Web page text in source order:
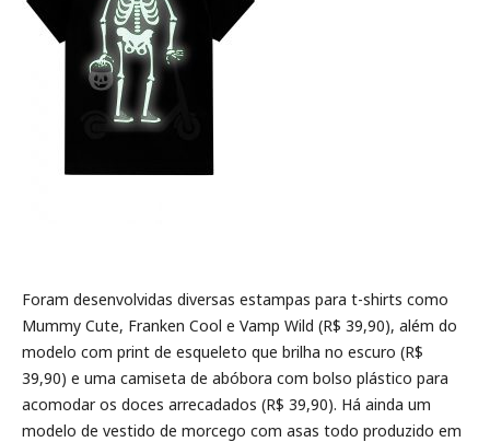
Foram desenvolvidas diversas estampas para t-shirts como
Mummy Cute, Franken Cool e Vamp Wild (R$ 39,90), além do
modelo com print de esqueleto que brilha no escuro (R$
39,90) e uma camiseta de abóbora com bolso plástico para
acomodar os doces arrecadados (R$ 39,90). Há ainda um
modelo de vestido de morcego com asas todo produzido em